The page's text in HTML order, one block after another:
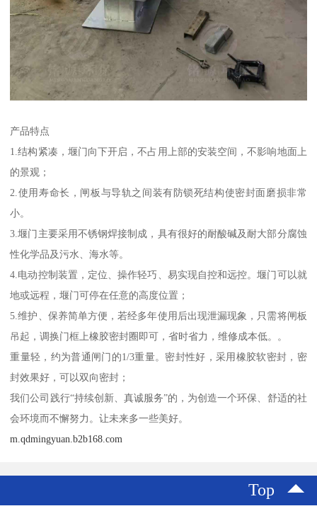
产品特点
1.结构紧凑，堰门向下开启，不占用上部的安装空间，不影响地面上
的景观；
2.使用寿命长，闸板与导轨之间装有防锁死结构使密封面磨损非常
小。
3.堰门主要采用不锈钢焊接制成，具有很好的耐酸碱及耐大部分腐蚀
性化学品及污水、海水等。
4.电动控制装置，定位、操作轻巧、易实现自控和远控。堰门可以就
地或远程，堰门可停在任意的高度位置；
5.维护、保养简单方便，若经多年使用后出现泄漏现象，只需将闸板
吊起，调换门框上橡胶密封圈即可，省时省力，维修成本低。。
重量轻，约为普通闸门的1/3重量。密封性好，采用橡胶软密封，密
封效果好，可以双向密封；
我们公司践行“持续创新、真诚服务”的，为创造一个环保、舒适的社
会环境而不懈努力。让未来多一些美好。
m.qdmingyuan.b2b168.com
Top